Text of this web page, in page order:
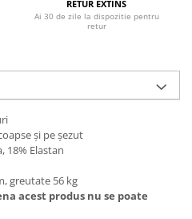
RETUR EXTINS
Ai 30 de zile la dispozitie pentru
retur
și pe șezut
18% Elastan
greutate 56 kg
acest produs nu se poate